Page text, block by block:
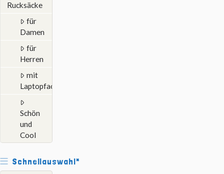
Rucksäcke
für
Damen
für
Herren
mit
Laptopfach
Schön
und
Cool
Schnellauswahl*